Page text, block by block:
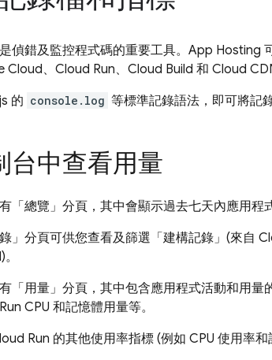
偵錯及監控程式碼的重要工具。 App Hosting
Cloud、 Cloud Run、 Cloud Build 和 Cloud
的 console.log 等標準記錄語法，即可將記
台中查看用量
「總覽」 分頁，其中會顯示過去七天內應用程
」 分頁可供您查看及篩選「建構記錄」(來自
「用量」 分頁，其中包含應用程式活動和用量
CPU 和記憶體用量等。
Run 的其他使用率指標 (例如 CPU 使用率